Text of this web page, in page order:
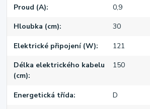
Proud (A) 0,9
Hloubka (cm) 30
Elektrické připojení (W) 121
Délka elektrického kabelu
(cm)
150
Energetická třída D